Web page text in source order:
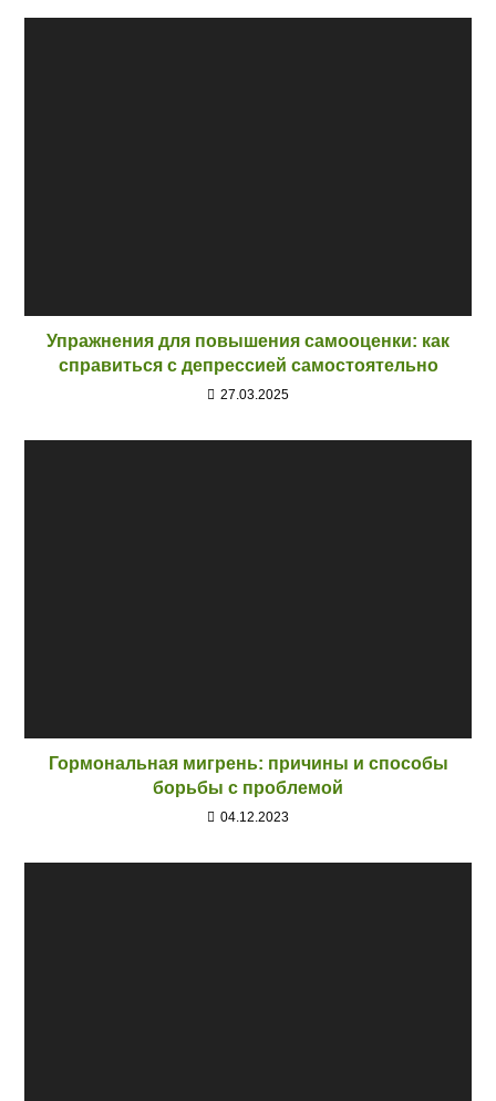
Упражнения для повышения самооценки: как
справиться с депрессией самостоятельно
27.03.2025
Гормональная мигрень: причины и способы
борьбы с проблемой
04.12.2023